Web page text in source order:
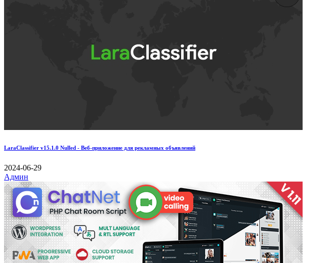
LaraClassifier v15.1.0 Nulled - Веб-приложение для рекламных объявлений
2024-06-29
Админ